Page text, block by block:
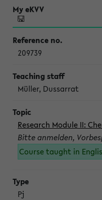
209739
Müller, Dussarrat
Research Module II:
Bitte anmelden,
Course taught in
Pj